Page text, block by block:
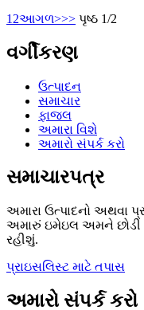
1 2આગળ>>> પૃષ્ઠ 1/2
વર્ગીકરણ
ઉત્પાદન
સમાચાર
ફાજલ
અમારા વિશે
અમારો સંપર્ક કરો
સમાચારપત્ર
અમારા ઉત્પાદનો અથવા
અમારું ઇમેઇલ અમને છોડી
રહીશું.
પ્રાઇસલિસ્ટ માટે તપાસ
અમારો સંપર્ક કરો